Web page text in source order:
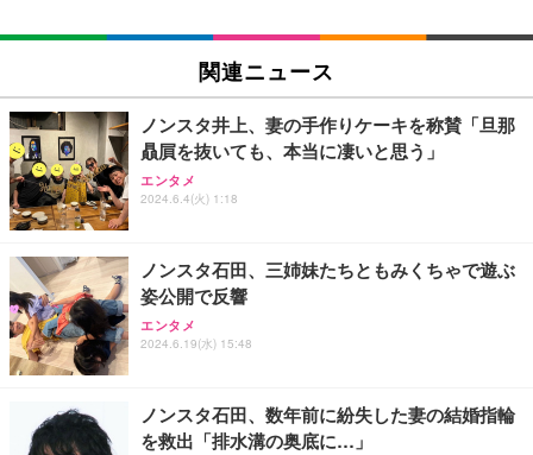
関連ニュース
ノンスタ井上、妻の手作りケーキを称賛「旦那
贔屓を抜いても、本当に凄いと思う」
エンタメ
2024.6.4(火) 1:18
ノンスタ石田、三姉妹たちともみくちゃで遊ぶ
姿公開で反響
エンタメ
2024.6.19(水) 15:48
ノンスタ石田、数年前に紛失した妻の結婚指輪
を救出「排水溝の奥底に…」